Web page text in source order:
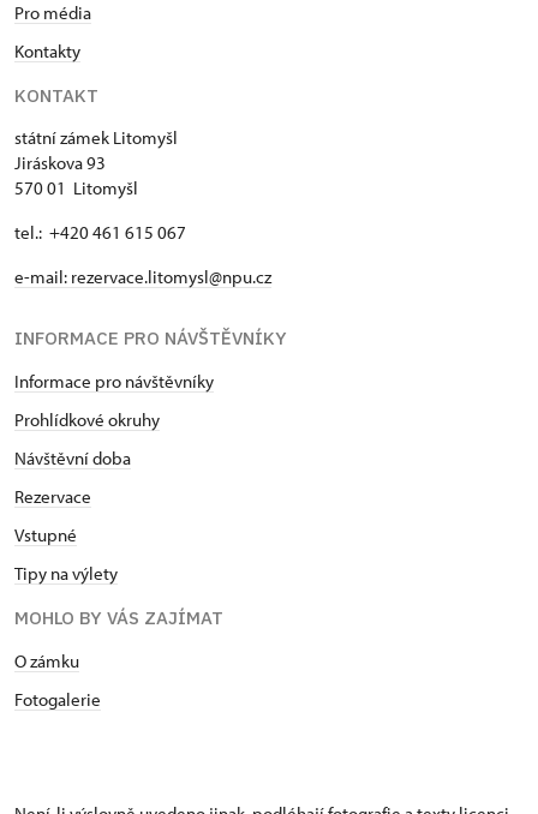
Pro média
Kontakty
KONTAKT
státní zámek Litomyšl
Jiráskova 93
570 01 Litomyšl
tel.: +420 461 615 067
e-mail: rezervace.litomysl@npu.cz
INFORMACE PRO NÁVŠTĚVNÍKY
Informace pro návštěvníky
Prohlídkové okruhy
Návštěvní doba
Rezervace
Vstupné
Tipy na výlety
MOHLO BY VÁS ZAJÍMAT
O zámku
Fotogalerie